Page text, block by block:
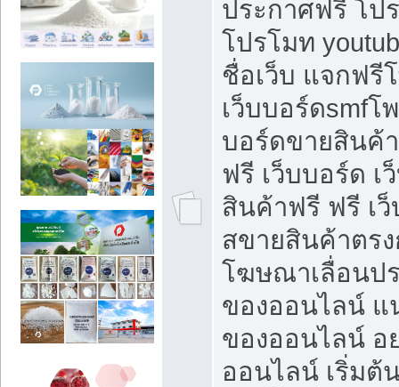
ประกาศฟรี โป
โปรโมท
ชื่อเว็บ แจกฟรี
เว็บบอร์ดsmfโ
บอร์ดขายสินค้
ฟรี เว็บบอร์ด เ
สินค้าฟรี ฟรี เ
สขายสินค้าตร
โฆษณาเลื่อนป
ของออนไลน์ แ
ของออนไลน์ อ
ออนไลน์ เริ่มต้